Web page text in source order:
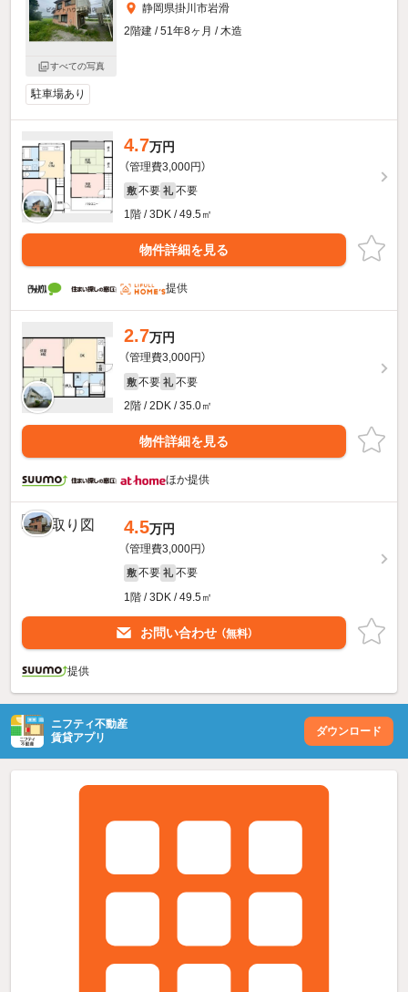
すべての写真
静岡県掛川市岩滑
2階建 / 51年8ヶ月 / 木造
駐車場あり
4.7万円
（管理費3,000円）
敷 不要 礼 不要
1階 / 3DK / 49.5㎡
物件詳細を見る
提供
2.7万円
（管理費3,000円）
敷 不要 礼 不要
2階 / 2DK / 35.0㎡
物件詳細を見る
ほか提供
4.5万円
（管理費3,000円）
敷 不要 礼 不要
1階 / 3DK / 49.5㎡
お問い合わせ （無料）
提供
ニフティ不動産
賃貸アプリ
ダウンロード